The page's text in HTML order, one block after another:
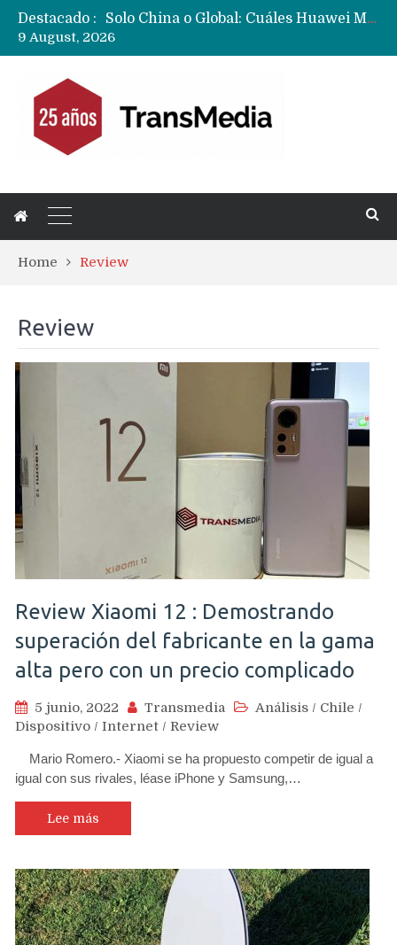
Destacado :
Data Centers de Huawei en Chile, México, Brasil,Perú y Argentina podrían verse afectados por arremetida de EE.UU
9 August, 2026
Home Review
Review
Review Xiaomi 12 : Demostrando
superación del fabricante en la gama
alta pero con un precio complicado
5 junio, 2022 Transmedia Análisis / Chile /
Dispositivo / Internet / Review
Mario Romero.- Xiaomi se ha propuesto competir de igual a
igual con sus rivales, léase iPhone y Samsung,…
Lee más